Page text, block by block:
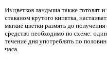
Из цветков ландыша также готовят
стаканом крутого кипятка,
мягкие цветки размять до
средство необходимо по схеме:
течение дня употреблять по
часа.